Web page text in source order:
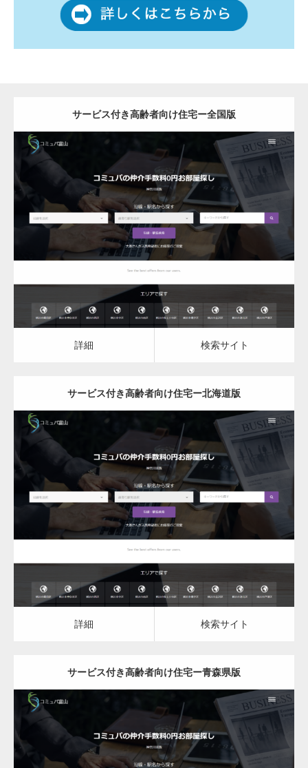
サービス付き高齢者向け住宅ー全国版
更新日： 2023.03.09
サービス付き高齢者向け住宅
詳細 検索サイト
詳細 検索サイト
サービス付き高齢者向け住宅ー北海道版
更新日： 2023.03.09
サービス付き高齢者向け住宅
詳細 検索サイト
詳細 検索サイト
サービス付き高齢者向け住宅ー青森県版
更新日： 2023.03.09